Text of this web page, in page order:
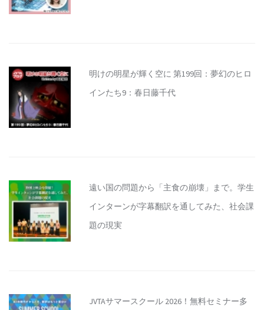
明けの明星が輝く空に 第199回：夢幻のヒロ
インたち9：春日藤千代
遠い国の問題から「主食の崩壊」まで。学生
インターンが字幕翻訳を通してみた、社会課
題の現実
JVTAサマースクール 2026！無料セミナー多